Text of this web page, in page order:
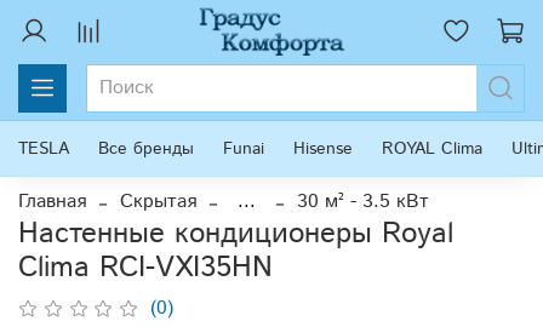
TESLA Все бренды Funai Hisense ROYAL Clima
Главная Скрытая ... 30 м² - 3.5 кВт
Настенные кондиционеры Royal
Clima RCI-VXI35HN
(0)